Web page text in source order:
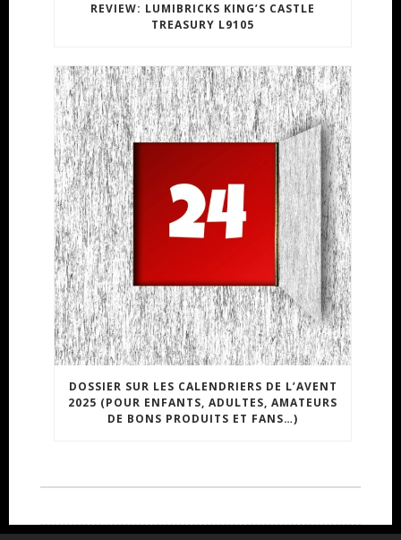
REVIEW: LUMIBRICKS KING’S CASTLE
TREASURY L9105
DOSSIER SUR LES CALENDRIERS DE L’AVENT
2025 (POUR ENFANTS, ADULTES, AMATEURS
DE BONS PRODUITS ET FANS…)